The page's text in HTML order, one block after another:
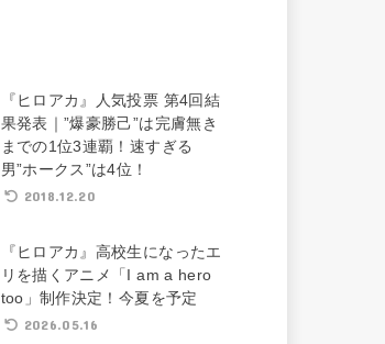
『ヒロアカ』人気投票 第4回結
果発表｜”爆豪勝己”は完膚無き
までの1位3連覇！速すぎる
男”ホークス”は4位！
2018.12.20
『ヒロアカ』高校生になったエ
リを描くアニメ「I am a hero
too」制作決定！今夏を予定
2026.05.16